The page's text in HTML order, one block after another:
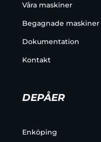
Våra maskiner
Begagnade maskiner
Dokumentation
Kontakt
DEPÅER
Enköping